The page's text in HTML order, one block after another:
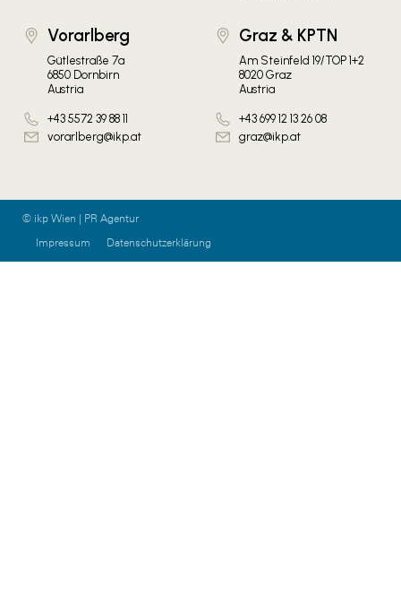
Vorarlberg
Gütlestraße 7a
6850 Dornbirn
Austria
+43 5572 39 88 11
vorarlberg@ikp.at
Graz & KPTN
Am Steinfeld 19/TOP 1+2
8020 Graz
Austria
+43 699 12 13 26 08
graz@ikp.at
© ikp Wien | PR Agentur
Impressum
Datenschutzerklärung